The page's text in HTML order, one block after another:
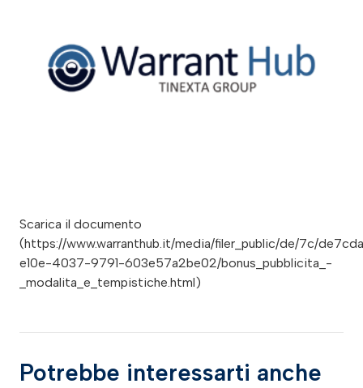
Scarica il documento
(https://www.warranthub.it/media/filer_public/de/7c/
e10e-4037-9791-603e57a2be02/bonus_pubblicita_-
_modalita_e_tempistiche.html)
Potrebbe interessarti anche